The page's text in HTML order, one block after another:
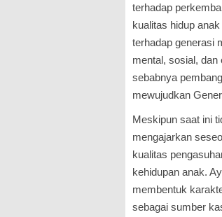
terhadap
kualitas hidup
terhadap generasi
mental, sosial, dan
sebabnya
mewujudkan
Meskipun saat ini
mengajarkan
kualitas
kehidupan anak.
membentuk
sebagai sumber